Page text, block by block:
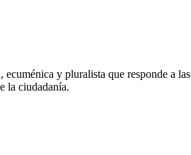
y pluralista que responde a las
la ciudadanía.